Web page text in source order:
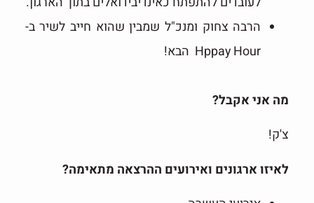
הרבה צחוק ומנכ"ל שמבין שהוא חייב לשיר ב-
Hppay Hour הבא!
מה אני אקבל?
צ'ק!
לאיזו ארגונים ואירועים ההרצאה מתאימה?